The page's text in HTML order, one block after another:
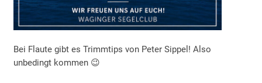
Bei Flaute gibt es Trimmtips von Peter Sippel! Also
unbedingt kommen 😉